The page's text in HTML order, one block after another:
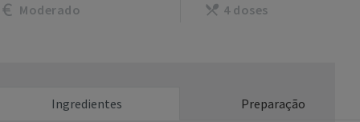
Moderado
4 doses
Ingredientes Preparação